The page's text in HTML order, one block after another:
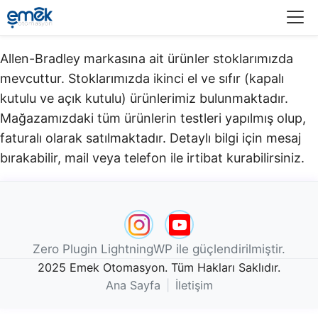
Allen-Bradley markasına ait ürünler stoklarımızda
mevcuttur. Stoklarımızda ikinci el ve sıfır (kapalı
kutulu ve açık kutulu) ürünlerimiz bulunmaktadır.​
Mağazamızdaki tüm ürünlerin testleri yapılmış olup,
faturalı olarak satılmaktadır. Detaylı bilgi için mesaj
bırakabilir, mail veya telefon ile irtibat kurabilirsiniz.
Zero Plugin LightningWP ile güçlendirilmiştir.
2025 Emek Otomasyon. Tüm Hakları Saklıdır.
Ana Sayfa
İletişim